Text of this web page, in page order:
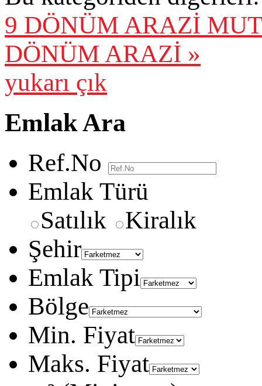
9 DÖNÜM ARAZİ
DÖNÜM ARAZİ »
yukarı çık
Emlak Ara
Ref.No
Emlak Türü
Satılık
Kiralık
Şehir
Emlak Tipi
Bölge
Min. Fiyat
Maks. Fiyat